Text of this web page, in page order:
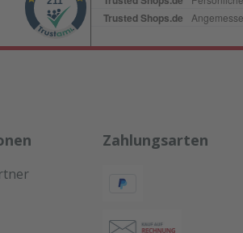
Zahlungsarten